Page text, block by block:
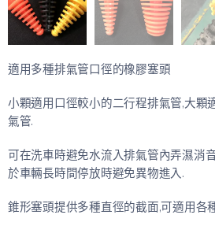
適用多種排氣管口徑的橡膠塞頭
小顆適用口徑較小的二行程排氣管,大顆
氣管.
可在洗車時避免水流入排氣管內弄濕消
於車輛長時間停放時避免異物進入.
錐形塞頭提供多種直徑的截面,可適用各